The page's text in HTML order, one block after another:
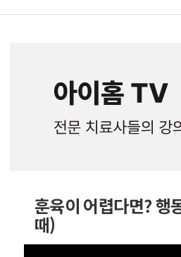
훈육이 어렵다면? 행
때)